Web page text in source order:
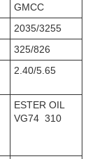
GMCC
2035/3255
325/826
2.40/5.65
ESTER OIL
VG74 310